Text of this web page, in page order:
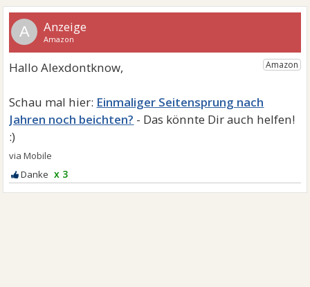
A
Einmaliger Seitensprung nach
Jahren noch beichten?
x 3